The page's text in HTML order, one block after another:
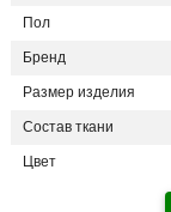
Пол
Бренд
Размер изделия
Состав ткани
Цвет